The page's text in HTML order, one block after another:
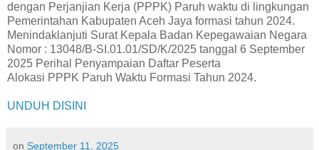
dengan Perjanjian Kerja (PPPK) Paruh waktu di lingkungan
Pemerintahan Kabupaten Aceh Jaya formasi tahun 2024.
Menindaklanjuti Surat Kepala Badan Kepegawaian Negara
Nomor : 13048/B-SI.01.01/SD/K/2025 tanggal 6 September
2025 Perihal Penyampaian Daftar Peserta
Alokasi PPPK Paruh Waktu Formasi Tahun 2024.
UNDUH DISINI
on September 11, 2025